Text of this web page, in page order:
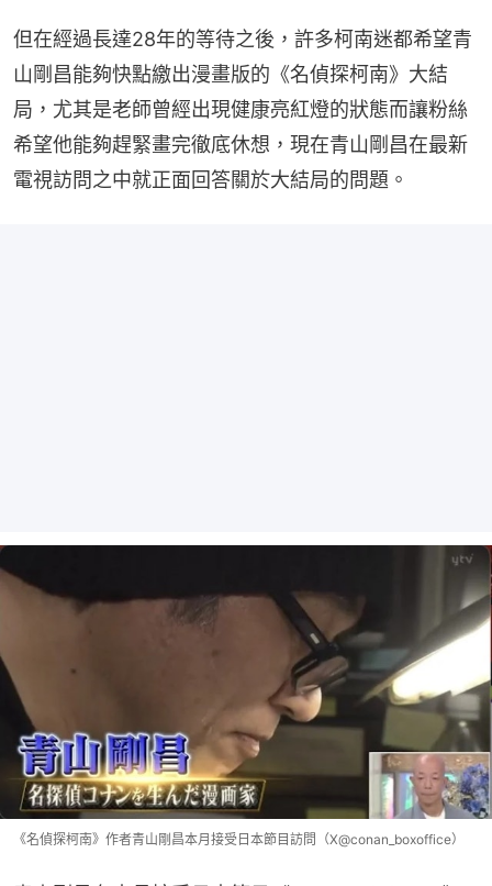
但在經過長達28年的等待之後，許多柯南迷都希望青
山剛昌能夠快點繳出漫畫版的《名偵探柯南》大結
局，尤其是老師曾經出現健康亮紅燈的狀態而讓粉絲
希望他能夠趕緊畫完徹底休想，現在青山剛昌在最新
電視訪問之中就正面回答關於大結局的問題。
《名偵探柯南》作者青山剛昌本月接受日本節目訪問（X@conan_boxoffice）